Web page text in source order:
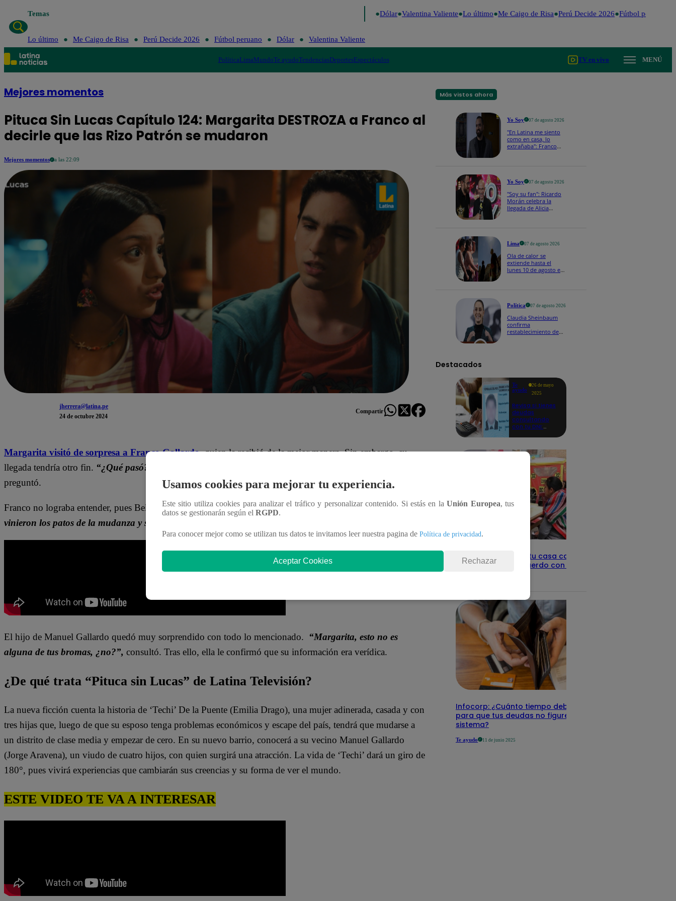
Temas Dólar Valentina Valiente Lo último Me Caigo de Risa Perú Decide 2026 Fútbol peruano
Lo último Me Caigo de Risa Perú Decide 2026 Fútbol peruano Dólar Valentina Valiente
PolíticaLimaMundoTe ayudoTendenciasDeportesEspectáculos TV en vivo MENÚ
Mejores momentos
Pituca Sin Lucas Capítulo 124: Margarita DESTROZA a Franco al
decirle que las Rizo Patrón se mudaron
Mejores momentos a las 22:09
jherrera@latina.pe
24 de octubre 2024
Compartir
Margarita visitó de sorpresa a Franco Gallardo, quien la recibió de la mejor manera. Sin embargo, su
llegada tendría otro fin. “¿Qué pasó? ¿Por qué se fueron? Las vecinas, pues. Se fueron las Rizo Patrón”,
preguntó.
Franco no lograba entender, pues Belén no le digo nada acerca de una posible mudanza.“En la mañana
vinieron los patos de la mudanza y se llevaron todo”
El hijo de Manuel Gallardo quedó muy sorprendido con todo lo mencionado.
“Margarita, esto no es
alguna de tus bromas, ¿no?”, consultó. Tras ello, ella le confirmó que su información era verídica.
¿De qué trata “Pituca sin Lucas” de Latina Televisión?
La nueva ficción cuenta la historia de ‘Techi’ De la Puente (Emilia Drago), una mujer adinerada, casada y con
tres hijas que, luego de que su esposo tenga problemas económicos y escape del país, tendrá que mudarse a
un distrito de clase media y empezar de cero. En su nuevo barrio, conocerá a su vecino Manuel Gallardo
(Jorge Aravena), un viudo de cuatro hijos, con quien surgirá una atracción. La vida de ‘Techi’ dará un giro de
180°, pues vivirá experiencias que cambiarán sus creencias y su forma de ver el mundo.
ESTE VIDEO TE VA A INTERESAR
Más vistos ahora
Yo Soy 07 de agosto 2026
"En Latina me siento
como en casa, lo
extrañaba": Franco
Yo Soy 07 de agosto 2026
"Soy su fan": Ricardo
Morán celebra la
llegada de Alicia
Lima 07 de agosto 2026
Ola de calor se
extiende hasta el
lunes 10 de agosto en
Política 07 de agosto 2026
Claudia Sheinbaum
confirma
restablecimiento de
Destacados
Te
ayudo
26 de mayo
2025
Revisa si tienes
deudas
consultando
con tu DNI:
Revisa con tu DNI si tu casa califica
como pobre, de acuerdo con el Sisfoh
Infocorp: ¿Cuánto tiempo debe pasar
para que tus deudas no figuren en su
sistema?
Te ayudo 11 de junio 2025
Usamos cookies para mejorar tu experiencia.
Este sitio utiliza cookies para analizar el tráfico y personalizar contenido. Si estás en laUnión Europea, tus
datos se gestionarán según el RGPD.
Para conocer mejor como se utilizan tus datos te invitamos leer nuestra pagina de Política de privacidad.
Aceptar Cookies Rechazar